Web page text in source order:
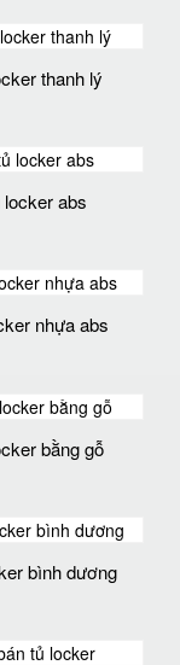
thanh lý
locker abs
nhựa abs
bằng gỗ
bình dương